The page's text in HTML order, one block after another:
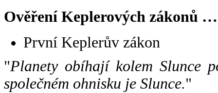
Ověření Keplerových zákonů …
První Keplerův zákon
"Planety obíhají kolem Slunce
společném ohnisku je Slunce."